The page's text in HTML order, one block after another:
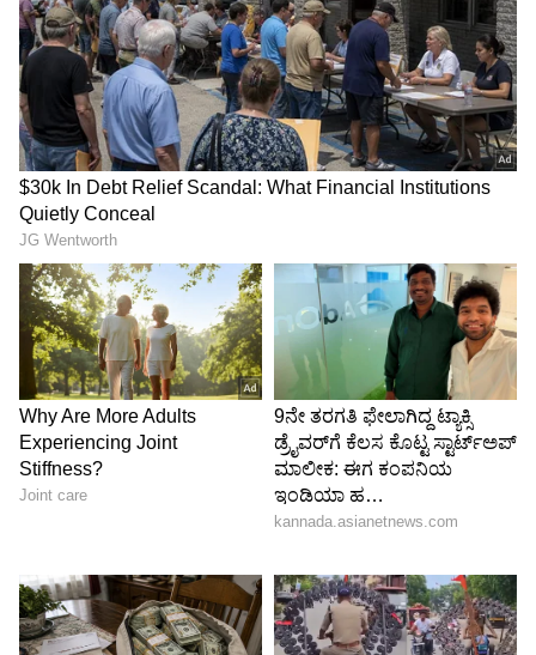
ಎಲೆಕ್ಟ್ರಾನಿಕ್ ವಸ್ತುಗಳು (ಮೊಬೈಲ್, ಪೆನ್ ಡ್ರೈವ್, ಇಯರ್
ಫೋನ್, ಮೈಕ್ರೋಫೋನ್, ಬ್ಲೂಟೂತ್, ಕೈ ಗಡಿಯಾರ),
ಆಹಾರ ಪದಾರ್ಥಗಳು, ಸ್ಟೇಷನರಿ ವಸ್ತುಗಳು (ಪೆನ್ಸಿಲ್, ಕಾಗದ,
ಎರೇಸರ್, ಇಂಚುಪಟ್ಟಿ, ಜಾಮಿಟ್ರಿ ಪೆಟ್ಟಿಗೆ, ಕ್ಯಾಲ್ಕುಲೇಟರ್,
ಲಾಗ್ ಟೇಬಲ್) ಮತ್ತು ವೈಯಕ್ತಿಕ ವಸ್ತುಗಳನ್ನು (ವ್ಯಾಲೆಟ್,
ಅಲಂಕಾರಿಕ ಕನ್ನಡಕ, ಬೆಲ್ಟ್, ಟೋಪಿ, ಕ್ಯಾಮರಾ,
ಆಭರಣಗಳು) ತರುವುದನ್ನು ಕಟ್ಟುನಿಟ್ಟಾಗಿ ನಿಷೇಧಿಸಲಾಗಿದೆ